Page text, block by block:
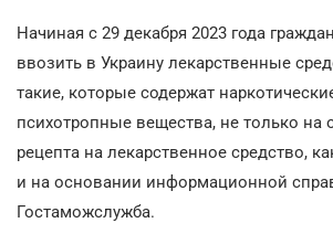
Начиная с 29 декабря 2023 года
ввозить в Украину лекарственные
такие, которые содержат
психотропные вещества, не только на
рецепта на лекарственное средство,
и на основании информационной
Гостаможслужба.